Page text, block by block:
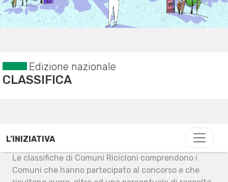
Edizione nazionale
CLASSIFICA
L’INIZIATIVA
Le classifiche di Comuni Ricicloni comprendono i
Comuni che hanno partecipato al concorso e che